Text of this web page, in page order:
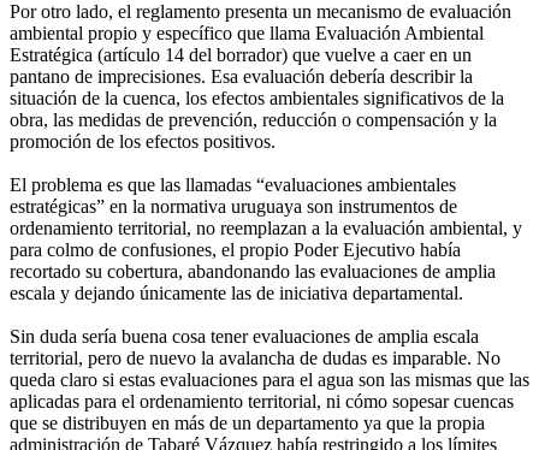
Por otro lado, el reglamento presenta un mecanismo de evaluación
ambiental propio y específico que llama Evaluación Ambiental
Estratégica (artículo 14 del borrador) que vuelve a caer en un
pantano de imprecisiones. Esa evaluación debería describir la
situación de la cuenca, los efectos ambientales significativos de la
obra, las medidas de prevención, reducción o compensación y la
promoción de los efectos positivos.
El problema es que las llamadas “evaluaciones ambientales
estratégicas” en la normativa uruguaya son instrumentos de
ordenamiento territorial, no reemplazan a la evaluación ambiental, y
para colmo de confusiones, el propio Poder Ejecutivo había
recortado su cobertura, abandonando las evaluaciones de amplia
escala y dejando únicamente las de iniciativa departamental.
Sin duda sería buena cosa tener evaluaciones de amplia escala
territorial, pero de nuevo la avalancha de dudas es imparable. No
queda claro si estas evaluaciones para el agua son las mismas que las
aplicadas para el ordenamiento territorial, ni cómo sopesar cuencas
que se distribuyen en más de un departamento ya que la propia
administración de Tabaré Vázquez había restringido a los límites